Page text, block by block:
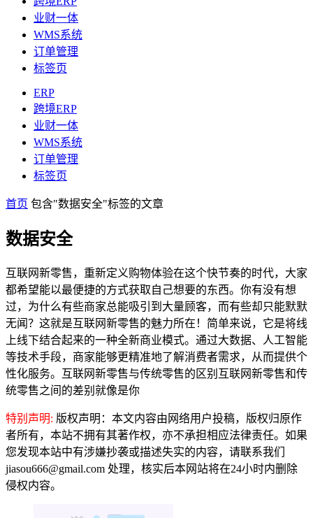
业财一体
WMS系统
订单管理
标签页
ERP
跨境ERP
业财一体
WMS系统
订单管理
标签页
首页 包含"数据安全"标签的文章
数据安全
互联网新零售，重新定义购物体验在这个快节奏的时代，大家
都希望能以最便捷的方式获取自己想要的东西。你有没有想
过，为什么有些商家总能吸引到大量顾客，而有些却只能默默
无闻？这就是互联网新零售的魅力所在！简单来说，它是将线
上线下结合起来的一种全新商业模式。通过大数据、人工智能
等技术手段，商家能够更精准地了解消费者需求，从而提供个
性化服务。互联网新零售与传统零售的区别互联网新零售和传
统零售之间的差别就像是你
特别声明: 版权声明：本文内容由网络用户投稿，版权归原作
者所有，本站不拥有其著作权，亦不承担相应法律责任。如果
您发现本站中有涉嫌抄袭或描述失实的内容，请联系我们
jiasou666@gmail.com 处理，核实后本网站将在24小时内删除
侵权内容。